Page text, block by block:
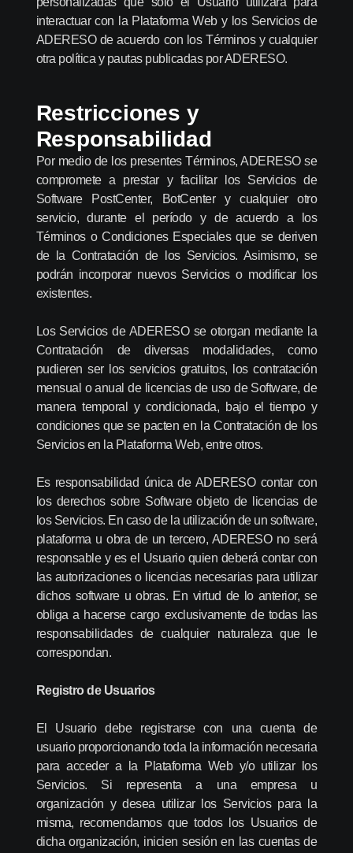
interactuar con la Plataforma Web y los Servicios de
ADERESO de acuerdo con los Términos y cualquier
otra política y pautas publicadas por ADERESO.
Restricciones y
Responsabilidad
Por medio de los presentes Términos, ADERESO se
compromete a prestar y facilitar los Servicios de
Software PostCenter, BotCenter y cualquier otro
servicio, durante el período y de acuerdo a los
Términos o Condiciones Especiales que se deriven
de la Contratación de los Servicios. Asimismo, se
podrán incorporar nuevos Servicios o modificar los
existentes.
Los Servicios de ADERESO se otorgan mediante la
Contratación de diversas modalidades, como
pudieren ser los servicios gratuitos, los contratación
mensual o anual de licencias de uso de Software, de
manera temporal y condicionada, bajo el tiempo y
condiciones que se pacten en la Contratación de los
Servicios en la Plataforma Web, entre otros.
Es responsabilidad única de ADERESO contar con
los derechos sobre Software objeto de licencias de
los Servicios. En caso de la utilización de un software,
plataforma u obra de un tercero, ADERESO no será
responsable y es el Usuario quien deberá contar con
las autorizaciones o licencias necesarias para utilizar
dichos software u obras. En virtud de lo anterior, se
obliga a hacerse cargo exclusivamente de todas las
responsabilidades de cualquier naturaleza que le
correspondan.
Registro de Usuarios
El Usuario debe registrarse con una cuenta de
usuario proporcionando toda la información necesaria
para acceder a la Plataforma Web y/o utilizar los
Servicios. Si representa a una empresa u
organización y desea utilizar los Servicios para la
misma, recomendamos que todos los Usuarios de
dicha organización, inicien sesión en las cuentas de